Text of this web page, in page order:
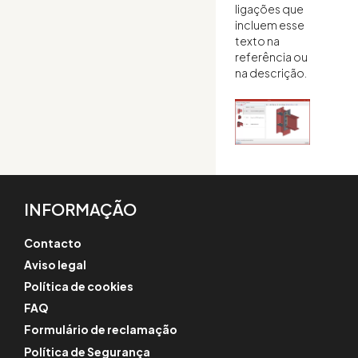
ligações que
incluem esse
texto na
referência ou
na descrição.
INFORMAÇÃO
Contacto
Aviso legal
Política de cookies
FAQ
Formulário de reclamação
Política de Segurança